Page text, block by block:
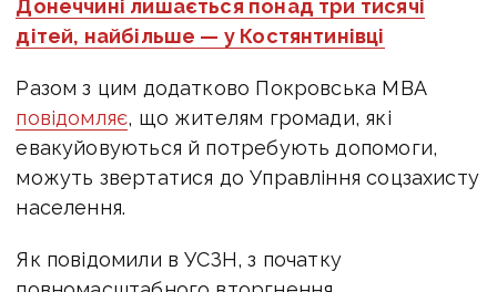
Донеччині лишається понад три тисячі
дітей, найбільше — у Костянтинівці
Разом з цим додатково Покровська МВА
повідомляє, що жителям громади, які
евакуйовуються й потребують допомоги,
можуть звертатися до Управління соцзахисту
населення.
Як повідомили в УСЗН, з початку